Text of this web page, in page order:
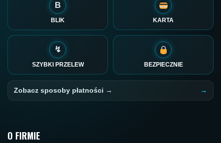
B
BLIK KARTA
↯
SZYBKI PRZELEW BEZPIECZNIE
Zobacz sposoby płatności →
O FIRMIE